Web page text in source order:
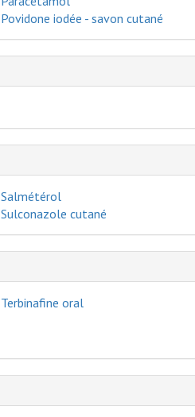
Povidone iodée - savon cutané
Salmétérol
Sulconazole cutané
Terbinafine oral